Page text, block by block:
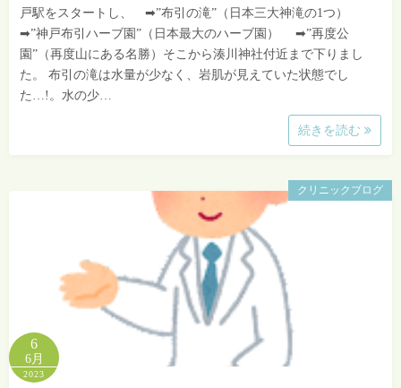
戸駅をスタートし、 ➡”布引の滝”（日本三大神滝の1つ）
➡”神戸布引ハーブ園”（日本最大のハーブ園） ➡”再度公
園”（再度山にある名勝）そこから湊川神社付近まで下りまし
た。 布引の滝は水量が少なく、岩肌が見えていた状態でし
た…!。水の少…
続きを読む
クリニックブログ
6
6月
2023